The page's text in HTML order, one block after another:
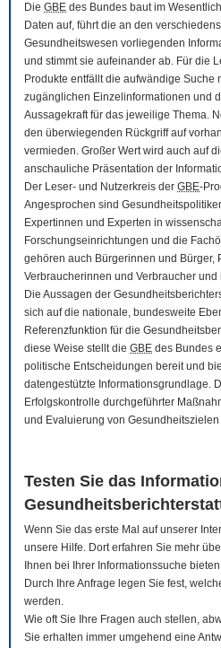
Die GBE des Bundes baut im
Daten auf, führt die an den
Gesundheitswesen vorliegenden
und stimmt sie aufeinander ab. Für die
Produkte entfällt die aufwändige Suche
zugänglichen Einzelinformationen und
Aussagekraft für das jeweilige Thema.
den überwiegenden Rückgriff auf
vermieden. Großer Wert wird auch auf
anschauliche Präsentation der
Der Leser- und Nutzerkreis der GBE-
Angesprochen sind
Expertinnen und Experten in
Forschungseinrichtungen und die
gehören auch Bürgerinnen und Bürger,
Verbraucherinnen und Verbraucher
Die Aussagen der
sich auf die nationale, bundesweite
Referenzfunktion für die
diese Weise stellt die GBE des Bundes
politische Entscheidungen bereit und
datengestützte Informationsgrundlage.
Erfolgskontrolle durchgeführter
und Evaluierung von
Testen Sie das
Wenn Sie das erste Mal auf unserer
unsere Hilfe. Dort erfahren Sie mehr
Ihnen bei Ihrer Informationssuche
Durch Ihre Anfrage legen Sie fest,
werden.
Wie oft Sie Ihre Fragen auch stellen,
Sie erhalten immer umgehend eine